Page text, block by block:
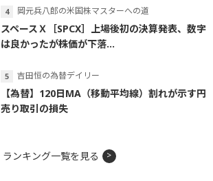
岡元兵八郎の米国株マスターへの道
スペースＸ［SPCX］上場後初の決算発表、数字
は良かったが株価が下落...
吉田恒の為替デイリー
【為替】120日MA（移動平均線）割れが示す円
売り取引の損失
ランキング一覧を見る